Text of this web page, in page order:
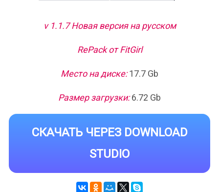
v 1.1.7 Новая версия на русском
RePack от FitGirl
Место на диске:17.7 Gb
Размер загрузки:6.72 Gb
СКАЧАТЬ ЧЕРЕЗ DOWNLOAD
STUDIO